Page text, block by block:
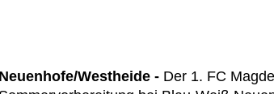
Neuenhofe/Westheide - Der 1. FC